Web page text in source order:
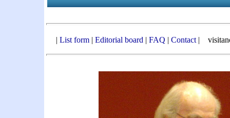
| List form | Editorial board | FAQ | Contact |